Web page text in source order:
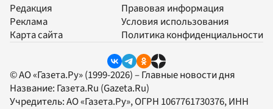
Редакция
Реклама
Карта сайта
Правовая информация
Условия использования
Политика конфиденциальности
© АО «Газета.Ру» (1999-2026) – Главные новости дня
Название: Газета.Ru (Gazeta.Ru)
Учредитель:АО «Газета.Ру», ОГРН 1067761730376, ИНН